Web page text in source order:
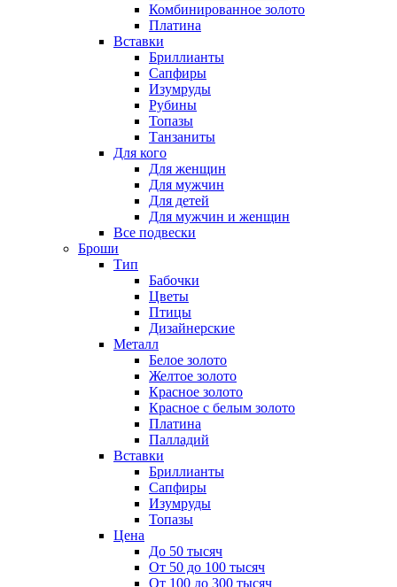
Комбинированное золото
Платина
Вставки
Бриллианты
Сапфиры
Изумруды
Рубины
Топазы
Танзаниты
Для кого
Для женщин
Для мужчин
Для детей
Для мужчин и женщин
Все подвески
Броши
Тип
Бабочки
Цветы
Птицы
Дизайнерские
Металл
Белое золото
Желтое золото
Красное золото
Красное с белым золото
Платина
Палладий
Вставки
Бриллианты
Сапфиры
Изумруды
Топазы
Цена
До 50 тысяч
От 50 до 100 тысяч
От 100 до 300 тысяч